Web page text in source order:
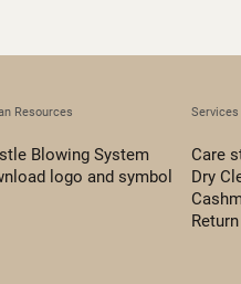
Resources
Blowing System
logo and symbol
Services
Care
Dry